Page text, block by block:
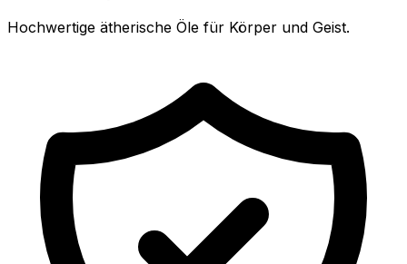
Hochwertige ätherische Öle für Körper und Geist.